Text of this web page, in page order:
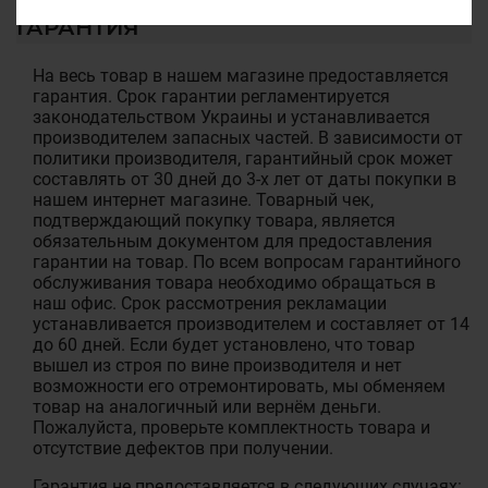
ГАРАНТИЯ
На весь товар в нашем магазине предоставляется
гарантия. Срок гарантии регламентируется
законодательством Украины и устанавливается
производителем запасных частей. В зависимости от
политики производителя, гарантийный срок может
составлять от 30 дней до 3-х лет от даты покупки в
нашем интернет магазине. Товарный чек,
подтверждающий покупку товара, является
обязательным документом для предоставления
гарантии на товар. По всем вопросам гарантийного
обслуживания товара необходимо обращаться в
наш офис. Срок рассмотрения рекламации
устанавливается производителем и составляет от 14
до 60 дней. Если будет установлено, что товар
вышел из строя по вине производителя и нет
возможности его отремонтировать, мы обменяем
товар на аналогичный или вернём деньги.
Пожалуйста, проверьте комплектность товара и
отсутствие дефектов при получении.